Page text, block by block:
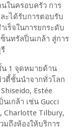
ในครอบครัว การ
ะได้รับการตอบรับ
ร็จในการยกระดับ
นทรัลปิ่นเกล้า สู่การ
น 1 จุดหมายด้าน
ตี้ชั้นนำจากทั่วโลก
Estée
เกล้า เช่น Gucci
Charlotte Tilbury,
มถึงห้องให้บริการ